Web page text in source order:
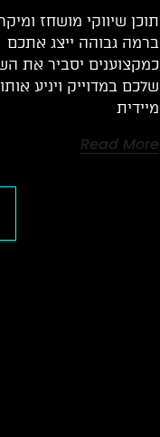
תוכן שיווקי מושחז
ברמה גבוהה ייצג אתכם
כמקצוענים יסביר את
שלכם במדוייק ויניע
מיידית
Read More